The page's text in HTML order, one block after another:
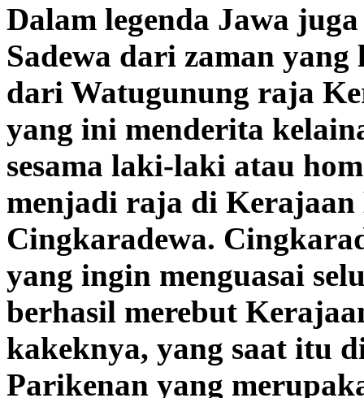
Dalam legenda Jawa
Sadewa dari zaman
dari Watugunung raja
yang ini menderita
sesama laki-laki atau
menjadi raja di
Cingkaradewa.
yang ingin menguasai
berhasil merebut
kakeknya, yang saat itu
Parikenan yang